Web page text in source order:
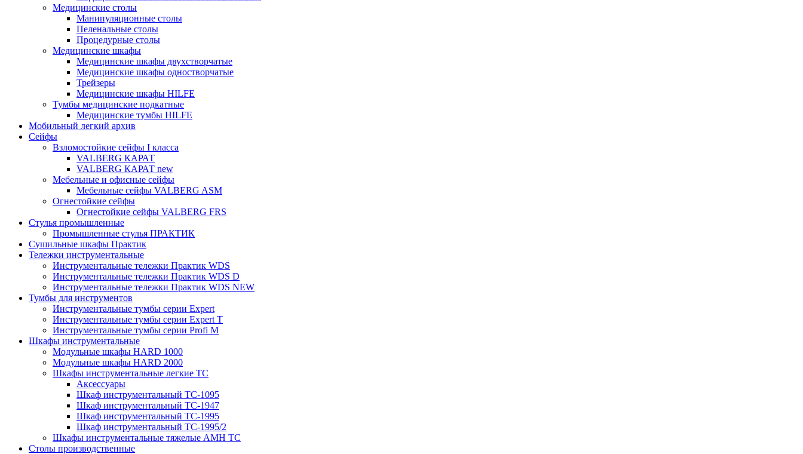
Медицинские столы
Манипуляционные столы
Пеленальные столы
Процедурные столы
Медицинские шкафы
Медицинские шкафы двухстворчатые
Медицинские шкафы одностворчатые
Трейзеры
Медицинские шкафы HILFE
Тумбы медицинские подкатные
Медицинские тумбы HILFE
Мобильный легкий архив
Сейфы
Взломостойкие сейфы I класса
VALBERG КАРАТ
VALBERG КАРАТ new
Мебельные и офисные сейфы
Мебельные сейфы VALBERG ASM
Огнестойкие сейфы
Огнестойкие сейфы VALBERG FRS
Стулья промышленные
Промышленные стулья ПРАКТИК
Сушильные шкафы Практик
Тележки инструментальные
Инструментальные тележки Практик WDS
Инструментальные тележки Практик WDS D
Инструментальные тележки Практик WDS NEW
Тумбы для инструментов
Инструментальные тумбы серии Expert
Инструментальные тумбы серии Expert T
Инструментальные тумбы серии Profi M
Шкафы инструментальные
Модульные шкафы HARD 1000
Модульные шкафы HARD 2000
Шкафы инструментальные легкие ТС
Аксессуары
Шкаф инструментальный TC-1095
Шкаф инструментальный TC-1947
Шкаф инструментальный TC-1995
Шкаф инструментальный TC-1995/2
Шкафы инструментальные тяжелые AMH TC
Столы производственные